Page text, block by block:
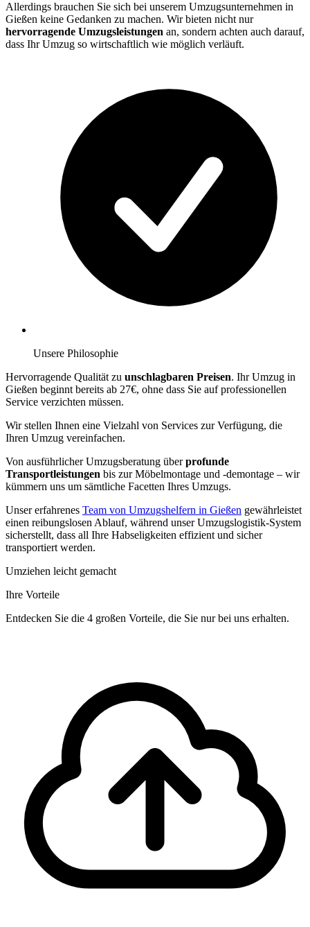
Allerdings brauchen Sie sich bei unserem Umzugsunternehmen in
Gießen keine Gedanken zu machen. Wir bieten nicht nur
hervorragende Umzugsleistungen an, sondern achten auch darauf,
dass Ihr Umzug so wirtschaftlich wie möglich verläuft.
Unsere Philosophie
Hervorragende Qualität zu unschlagbaren Preisen. Ihr Umzug in
Gießen beginnt bereits ab 27€, ohne dass Sie auf professionellen
Service verzichten müssen.
Wir stellen Ihnen eine Vielzahl von Services zur Verfügung, die
Ihren Umzug vereinfachen.
Von ausführlicher Umzugsberatung überprofunde
Transportleistungen bis zur Möbelmontage und -demontage – wir
kümmern uns um sämtliche Facetten Ihres Umzugs.
Unser erfahrenes Team von Umzugshelfern in Gießen gewährleistet
einen reibungslosen Ablauf, während unser Umzugslogistik-System
sicherstellt, dass all Ihre Habseligkeiten effizient und sicher
transportiert werden.
Umziehen leicht gemacht
Ihre Vorteile
Entdecken Sie die 4 großen Vorteile, die Sie nur bei uns erhalten.